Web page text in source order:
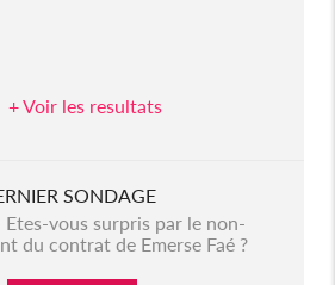
+ Voir les resultats
SONDAGE
vous surpris par le non-
du contrat de Emerse Faé ?